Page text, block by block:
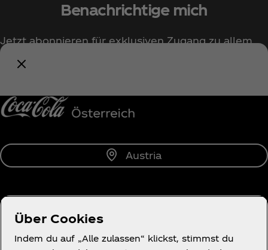
Benachrichtige mich
Jetzt abonnieren für exklusiven Zugang zu allem
rund um Coca‑Cola!
Austria
Über uns
Über Cookies
Indem du auf „Alle zulassen“ klickst, stimmst du